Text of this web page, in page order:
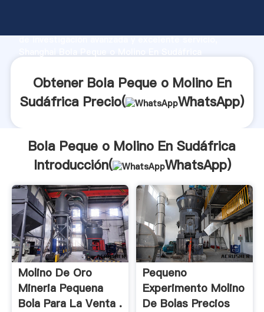
de investigación avanzada y excelente servicio,
clientes.
Obtener Bola Peque o Molino En
Sudáfrica Precio(
WhatsApp)
Bola Peque o Molino En Sudáfrica
Introducción(
WhatsApp)
Molino De Oro
Mineria Pequena
Bola Para La Venta .
Pequeno
Experimento Molino
De Bolas Precios